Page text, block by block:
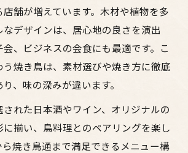
舗が増えています。木材や植物を多
デザインは、居心地の良さを演出
、ビジネスの会食にも最適です。こ
う焼き鳥は、素材選びや焼き方に徹底
、味の深みが違います。
れた日本酒やワイン、オリジナルの
に揃い、鳥料理とのペアリングを楽し
焼き鳥通まで満足できるメニュー構